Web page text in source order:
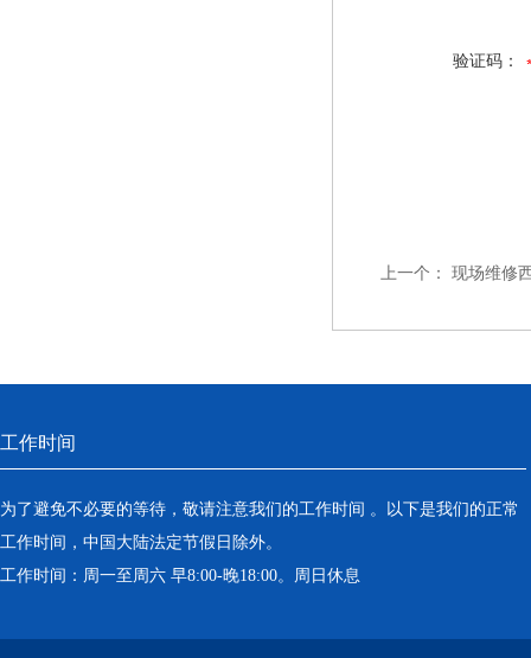
验证码：
上一个： 现场维修
工作时间
为了避免不必要的等待，敬请注意我们的工作时间 。以下是我们的正常
工作时间，中国大陆法定节假日除外。
工作时间：周一至周六 早8:00-晚18:00。周日休息